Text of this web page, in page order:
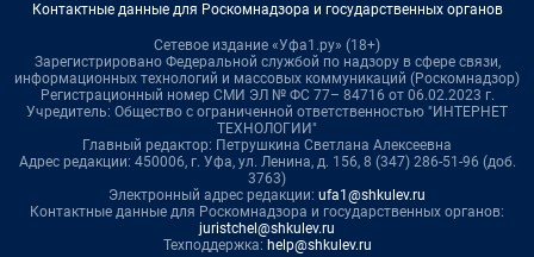
Контактные данные для Роскомнадзора и государственных органов
Сетевое издание «Уфа1.ру» (18+)
Зарегистрировано Федеральной службой по надзору в сфере связи,
информационных технологий и массовых коммуникаций (Роскомнадзор)
Регистрационный номер СМИ ЭЛ № ФС 77– 84716 от 06.02.2023 г.
Учредитель: Общество с ограниченной ответственностью "ИНТЕРНЕТ
ТЕХНОЛОГИИ"
Главный редактор: Петрушкина Светлана Алексеевна
Адрес редакции: 450006, г. Уфа, ул. Ленина, д. 156, 8 (347) 286-51-96 (доб.
3763)
Электронный адрес редакции: ufa1@shkulev.ru
Контактные данные для Роскомнадзора и государственных органов:
juristchel@shkulev.ru
Техподдержка: help@shkulev.ru